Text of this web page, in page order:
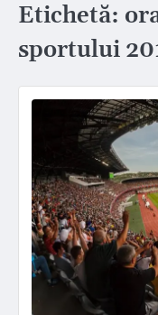
Etichetă:
sportului